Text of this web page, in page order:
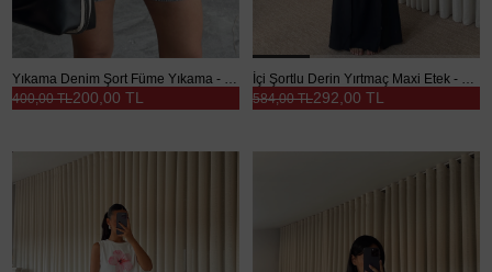
Yıkama Denim Şort Füme Yıkama - Füme Yıkama
200,00 TL
400,00 TL
İçi Şortlu Derin Yırtmaç Maxi Etek - Siyah
292,00 TL
584,00 TL